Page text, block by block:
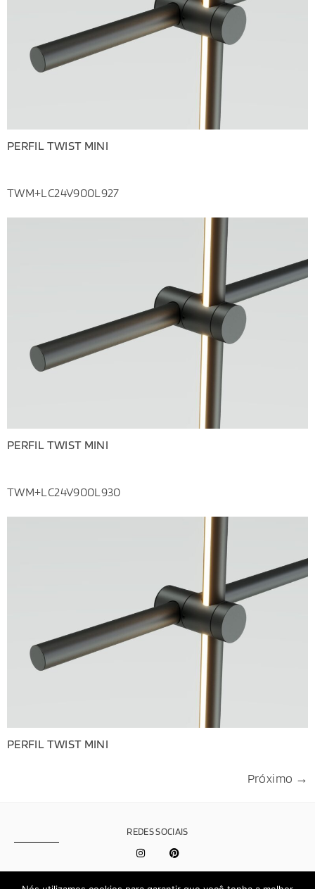
PERFIL TWIST MINI
TWM+LC24V900L927
PERFIL TWIST MINI
TWM+LC24V900L930
PERFIL TWIST MINI
Próximo →
REDES SOCIAIS